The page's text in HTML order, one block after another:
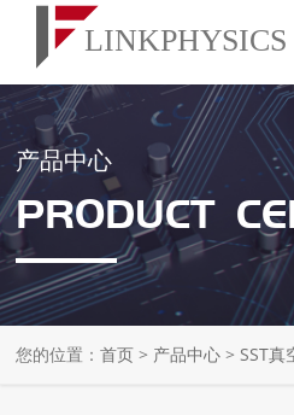
产品中心
PRODUCT
您的位置：首页 > 产品中心 >SST真